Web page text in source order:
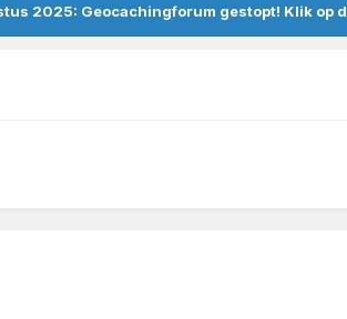
2025: Geocachingforum gestopt! Klik op